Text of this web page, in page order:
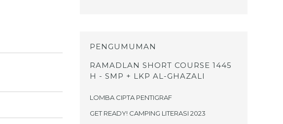
PENGUMUMAN
RAMADLAN SHORT COURSE 1445
H - SMP + LKP AL-GHAZALI
LOMBA CIPTA PENTIGRAF
GET READY! CAMPING LITERASI 2023